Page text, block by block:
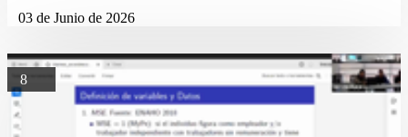
03 de Junio de 2026
8